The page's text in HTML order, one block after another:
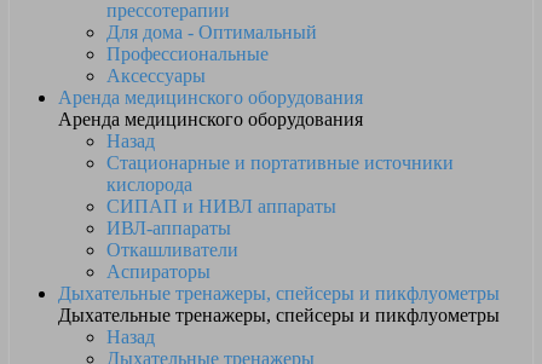
прессотерапии
Для дома - Оптимальный
Профессиональные
Аксессуары
Аренда медицинского оборудования
Аренда медицинского оборудования
Назад
Стационарные и портативные источники
кислорода
СИПАП и НИВЛ аппараты
ИВЛ-аппараты
Откашливатели
Аспираторы
Дыхательные тренажеры, спейсеры и пикфлуометры
Дыхательные тренажеры, спейсеры и пикфлуометры
Назад
Дыхательные тренажеры